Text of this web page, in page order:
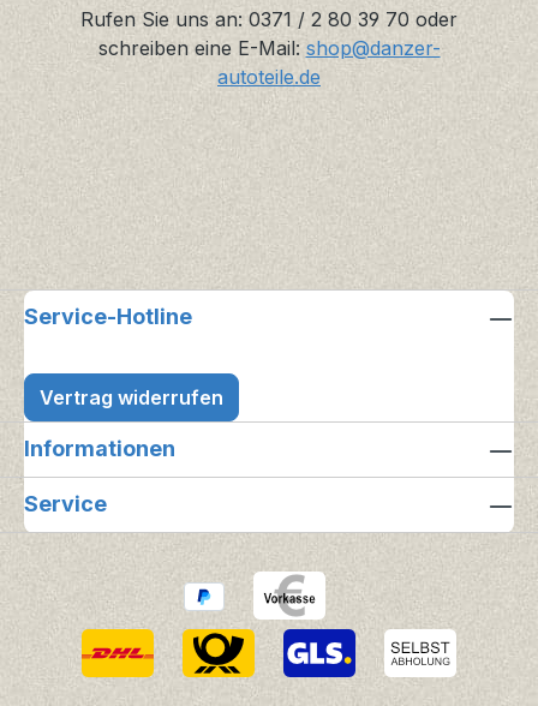
Rufen Sie uns an: 0371 / 2 80 39 70 oder
schreiben eine E-Mail: shop@danzer-
autoteile.de
Service-Hotline
Vertrag widerrufen
Informationen
Service